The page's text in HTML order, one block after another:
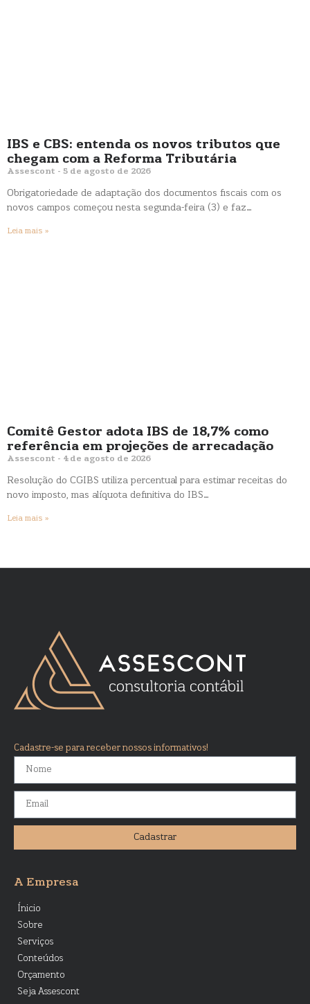
IBS e CBS: entenda os novos tributos que
chegam com a Reforma Tributária
Assescont 5 de agosto de 2026
Obrigatoriedade de adaptação dos documentos fiscais com os
novos campos começou nesta segunda-feira (3) e faz…
Leia mais »
Comitê Gestor adota IBS de 18,7% como
referência em projeções de arrecadação
Assescont 4 de agosto de 2026
Resolução do CGIBS utiliza percentual para estimar receitas do
novo imposto, mas alíquota definitiva do IBS…
Leia mais »
Cadastre-se para receber nossos informativos!
Cadastrar
A Empresa
Ínicio
Sobre
Serviços
Conteúdos
Orçamento
Seja Assescont